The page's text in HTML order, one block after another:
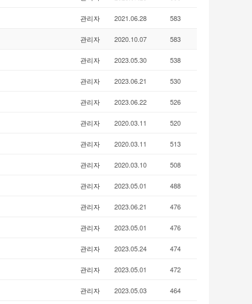
관리자 2021.06.28 583
관리자 2020.10.07 583
관리자 2023.05.30 538
관리자 2023.06.21 530
관리자 2023.06.22 526
관리자 2020.03.11 520
관리자 2020.03.11 513
관리자 2020.03.10 508
관리자 2023.05.01 488
관리자 2023.06.21 476
관리자 2023.05.01 476
관리자 2023.05.24 474
관리자 2023.05.01 472
관리자 2023.05.03 464